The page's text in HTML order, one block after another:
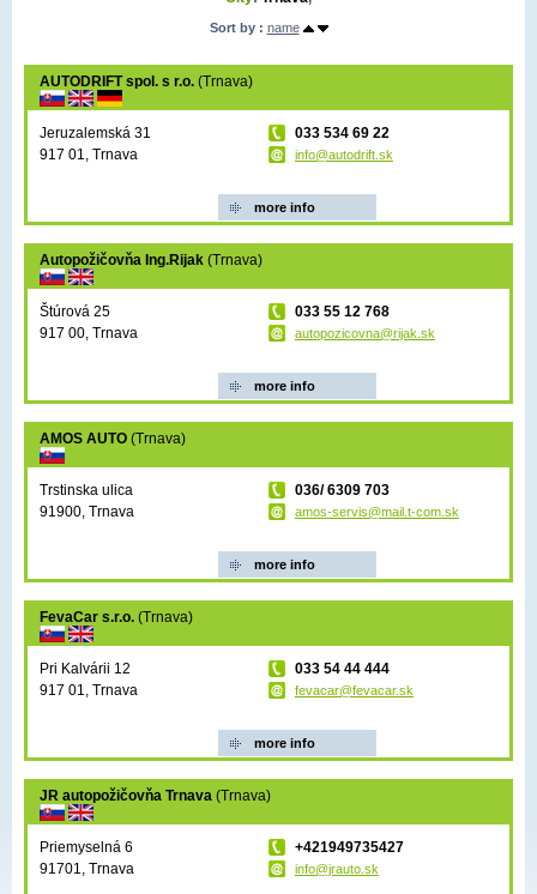
Sort by : name
AUTODRIFT spol. s r.o. (Trnava)
Jeruzalemská 31
917 01, Trnava
033 534 69 22
info@autodrift.sk
more info
Autopožičovňa Ing.Rijak (Trnava)
Štúrová 25
917 00, Trnava
033 55 12 768
autopozicovna@rijak.sk
more info
AMOS AUTO (Trnava)
Trstinska ulica
91900, Trnava
036/ 6309 703
amos-servis@mail.t-com.sk
more info
FevaCar s.r.o. (Trnava)
Pri Kalvárii 12
917 01, Trnava
033 54 44 444
fevacar@fevacar.sk
more info
JR autopožičovňa Trnava (Trnava)
Priemyselná 6
91701, Trnava
+421949735427
info@jrauto.sk